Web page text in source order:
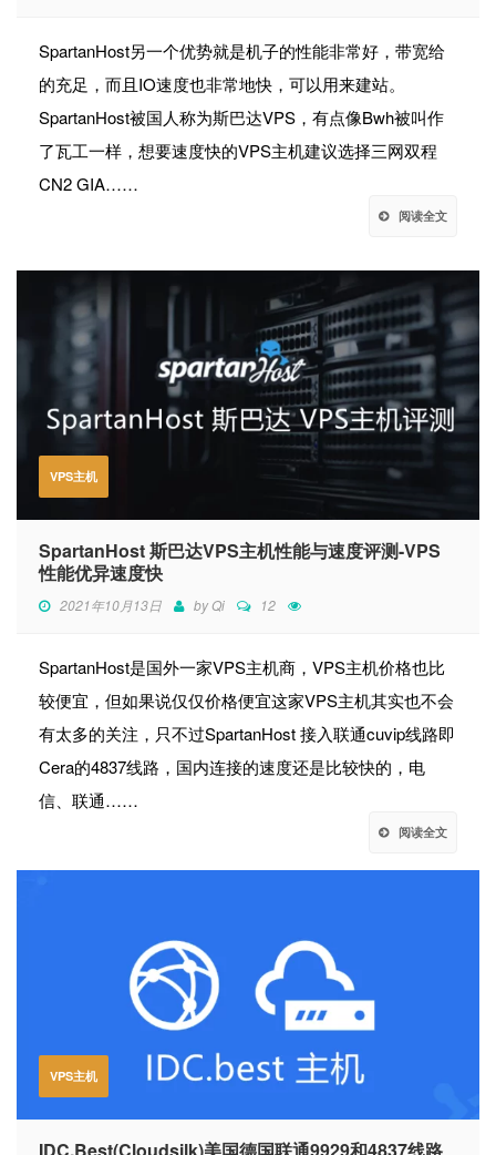
SpartanHost另一个优势就是机子的性能非常好，带宽给
的充足，而且IO速度也非常地快，可以用来建站。
SpartanHost被国人称为斯巴达VPS，有点像Bwh被叫作
了瓦工一样，想要速度快的VPS主机建议选择三网双程
CN2 GIA……
阅读全文
VPS主机
SpartanHost 斯巴达VPS主机性能与速度评测-VPS
性能优异速度快
2021年10月13日 byQi 12
SpartanHost是国外一家VPS主机商，VPS主机价格也比
较便宜，但如果说仅仅价格便宜这家VPS主机其实也不会
有太多的关注，只不过SpartanHost 接入联通cuvip线路即
Cera的4837线路，国内连接的速度还是比较快的，电
信、联通……
阅读全文
VPS主机